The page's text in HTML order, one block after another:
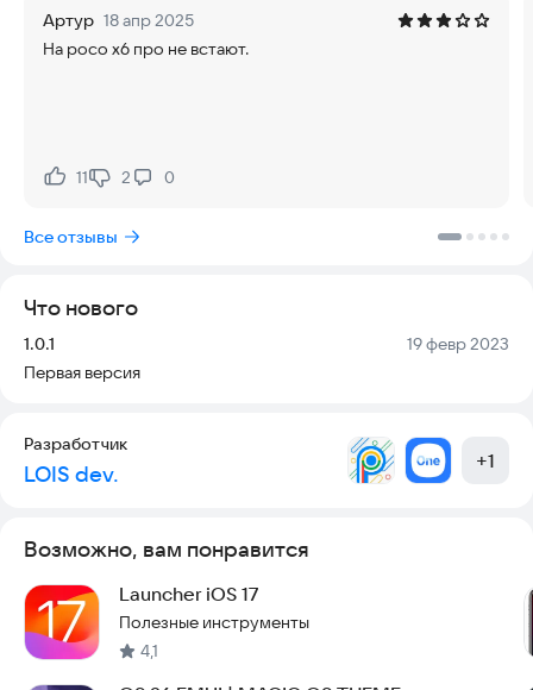
Артур 18 апр 2025
На росо х6 про не встают.
Нравится:
11Не нравится:
2 0
Все отзывы
Что нового
Версия:
1.0.1 Дата:
19 февр 2023
Первая версия
Разработчик
LOIS dev. +1
Возможно, вам понравится
Launcher iOS 17
Полезные инструменты
4,1